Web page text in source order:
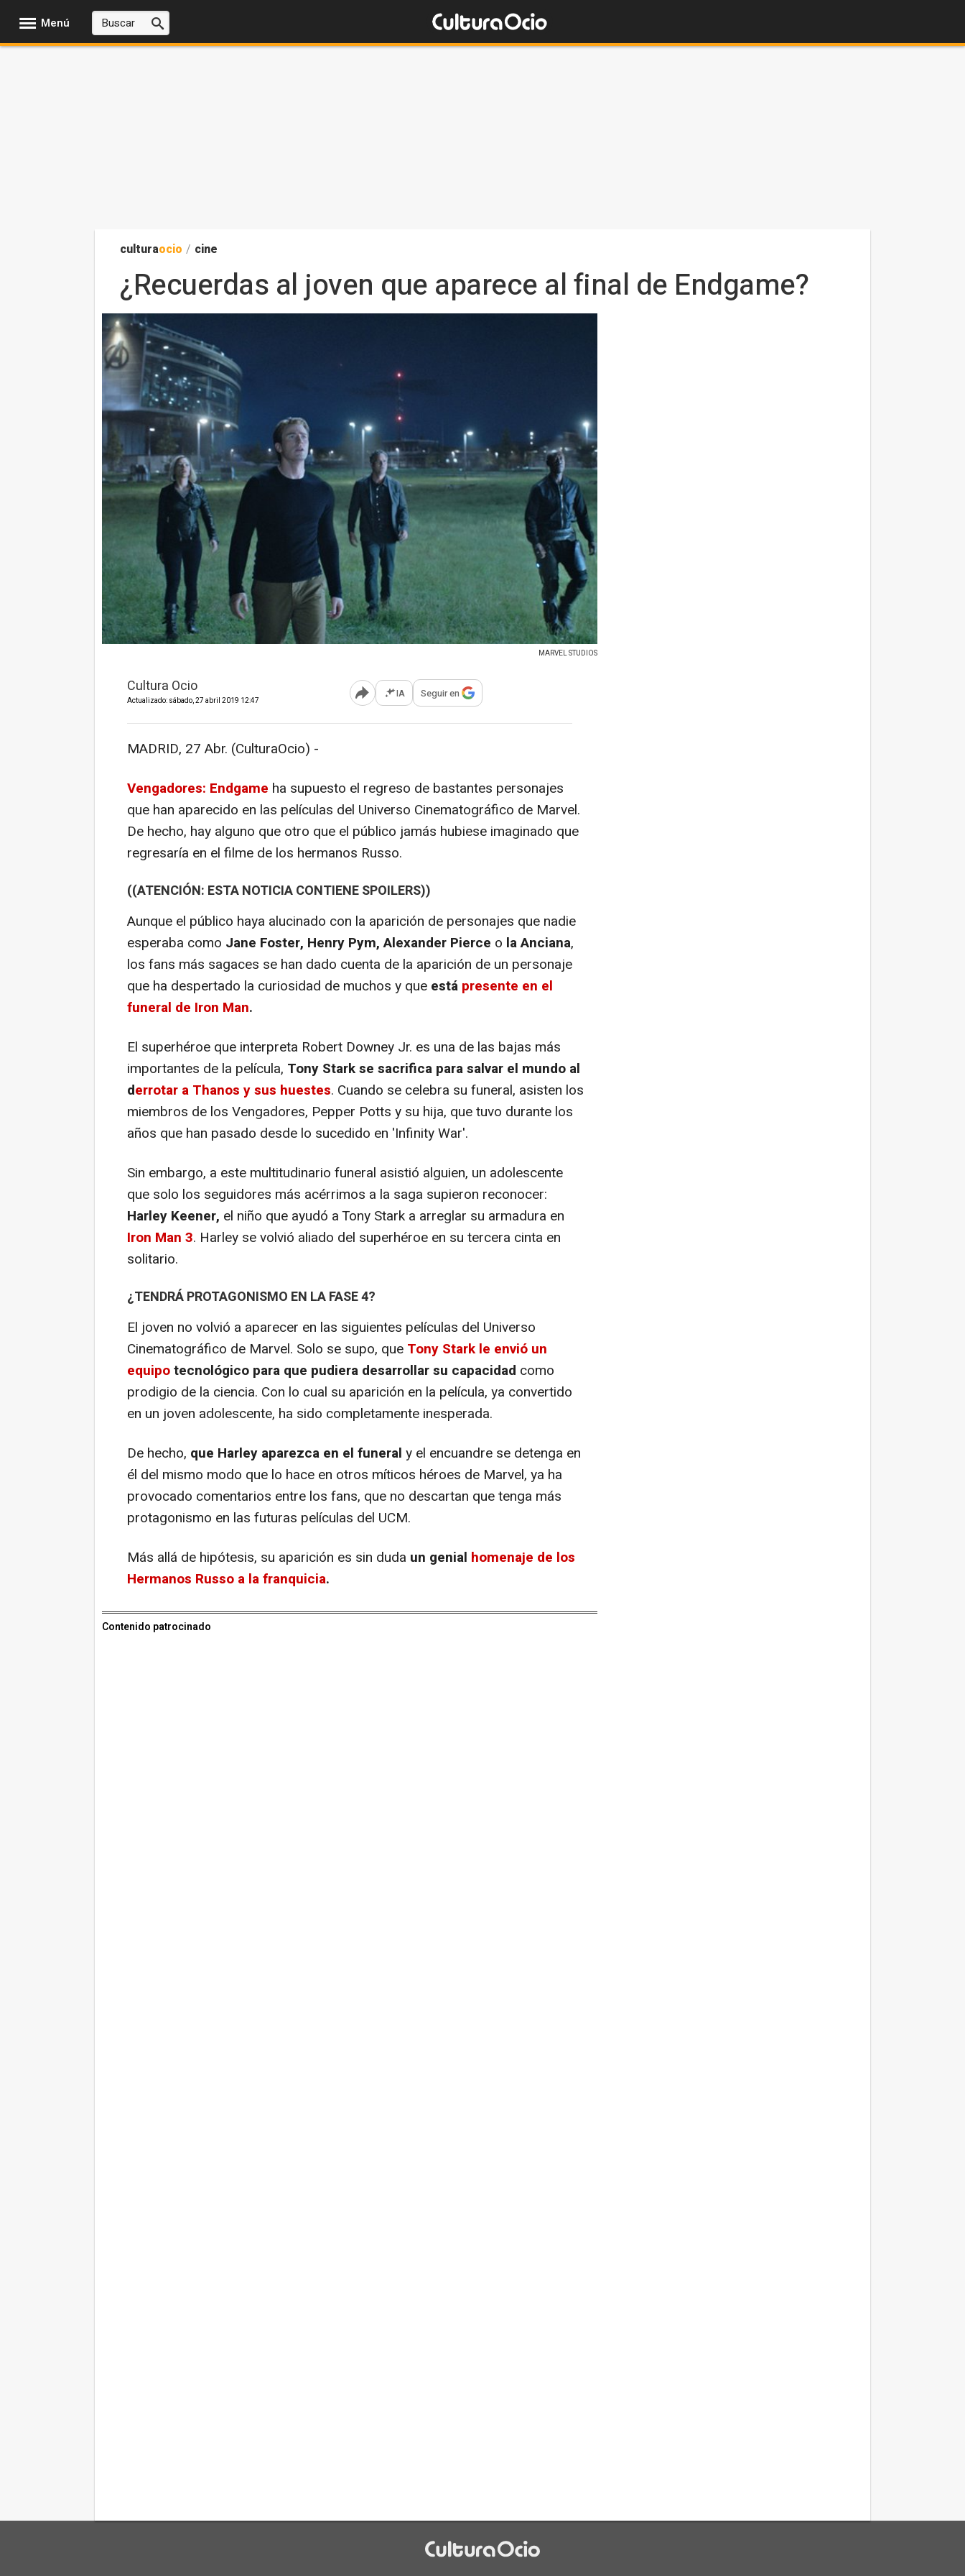
Menú
culturaocio / cine
¿Recuerdas al joven que aparece al final de Endgame?
MARVEL STUDIOS
Cultura Ocio
Actualizado: sábado, 27 abril 2019 12:47 Abrir opciones para compartir
IA Seguir en
MADRID, 27 Abr. (CulturaOcio) -
Vengadores: Endgame ha supuesto el regreso de bastantes personajes
que han aparecido en las películas del Universo Cinematográfico de Marvel.
De hecho, hay alguno que otro que el público jamás hubiese imaginado que
regresaría en el filme de los hermanos Russo.
((ATENCIÓN: ESTA NOTICIA CONTIENE SPOILERS))
Aunque el público haya alucinado con la aparición de personajes que nadie
esperaba como Jane Foster, Henry Pym, Alexander Pierce o la Anciana,
los fans más sagaces se han dado cuenta de la aparición de un personaje
que ha despertado la curiosidad de muchos y que está presente en el
funeral de Iron Man.
El superhéroe que interpreta Robert Downey Jr. es una de las bajas más
importantes de la película, Tony Stark se sacrifica para salvar el mundo al
derrotar a Thanos y sus huestes. Cuando se celebra su funeral, asisten los
miembros de los Vengadores, Pepper Potts y su hija, que tuvo durante los
años que han pasado desde lo sucedido en 'Infinity War'.
Sin embargo, a este multitudinario funeral asistió alguien, un adolescente
que solo los seguidores más acérrimos a la saga supieron reconocer:
Harley Keener, el niño que ayudó a Tony Stark a arreglar su armadura en
Iron Man 3. Harley se volvió aliado del superhéroe en su tercera cinta en
solitario.
¿TENDRÁ PROTAGONISMO EN LA FASE 4?
El joven no volvió a aparecer en las siguientes películas del Universo
Cinematográfico de Marvel. Solo se supo, que Tony Stark le envió un
equipotecnológico para que pudiera desarrollar su capacidad como
prodigio de la ciencia. Con lo cual su aparición en la película, ya convertido
en un joven adolescente, ha sido completamente inesperada.
De hecho, que Harley aparezca en el funeral y el encuandre se detenga en
él del mismo modo que lo hace en otros míticos héroes de Marvel, ya ha
provocado comentarios entre los fans, que no descartan que tenga más
protagonismo en las futuras películas del UCM.
Más allá de hipótesis, su aparición es sin duda un genial homenaje de los
Hermanos Russo a la franquicia.
Contenido patrocinado